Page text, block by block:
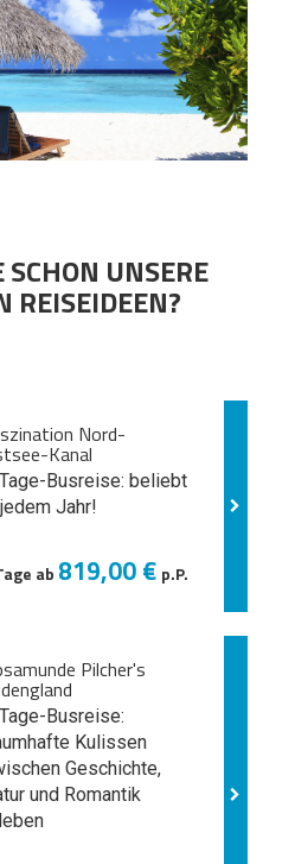
UNSERE
REISEIDEEN?
Nord-
Kanal
Busreise: beliebt
Jahr!
ab 819,00 € p.P.
Pilcher's
Busreise:
Kulissen
Geschichte,
und Romantik